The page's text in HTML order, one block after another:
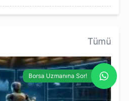
Tümü
Borsa Uzmanına Sor!